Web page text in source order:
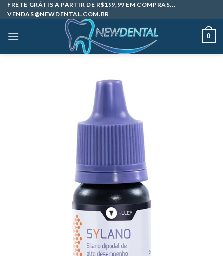
Skip
to
FRETE GRÁTIS A PARTIR DE R$199,99 EM COMPRAS...
VENDAS@NEWDENTAL.COM.BR
0